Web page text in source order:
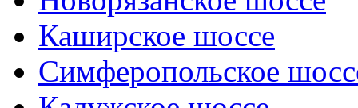
Каширское шоссе
Симферопольское